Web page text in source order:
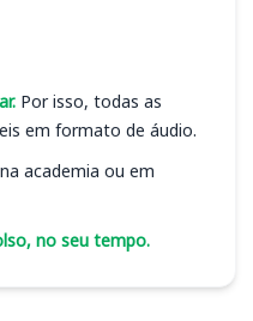
Por isso, todas as
em formato de áudio.
academia ou em
no seu tempo.